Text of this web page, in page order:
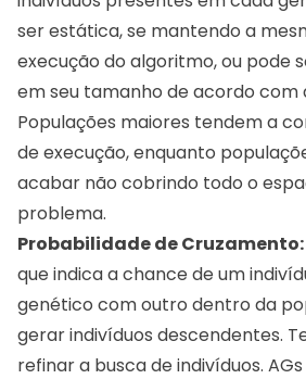
ser estática, se mantendo a
execução do algoritmo, ou pode
em seu tamanho de acordo com
Populações maiores tendem a
de execução, enquanto
acabar não cobrindo todo o
problema.
Probabilidade de Cruzamento:
que indica a chance de um
genético com outro dentro da
gerar indivíduos descendentes.
refinar a busca de indivíduos.